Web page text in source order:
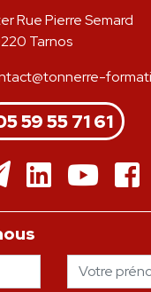
Rue Pierre Semard
Tarnos
59 55 71 61